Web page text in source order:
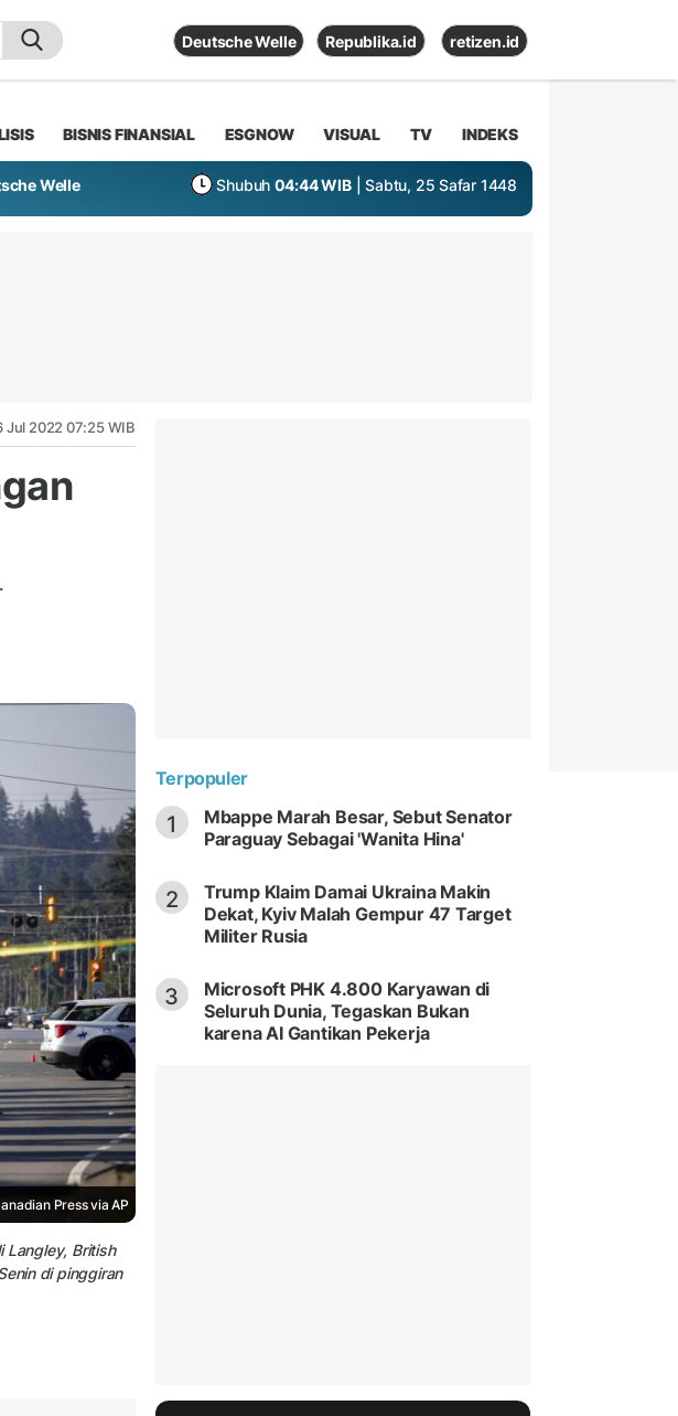
Deutsche Welle Republika.id retizen.id
BISNIS FINANSIAL ESGNOW VISUAL TV INDEKS
Welle Shubuh 04:44 WIB | Sabtu, 25 Safar 1448
Jul 2022 07:25 WIB
Press via AP
Langley, British
di pinggiran
Terpopuler
1
Mbappe Marah Besar, Sebut Senator
Paraguay Sebagai 'Wanita Hina'
2
Trump Klaim Damai Ukraina Makin
Dekat, Kyiv Malah Gempur 47 Target
Militer Rusia
3
Microsoft PHK 4.800 Karyawan di
Seluruh Dunia, Tegaskan Bukan
karena AI Gantikan Pekerja